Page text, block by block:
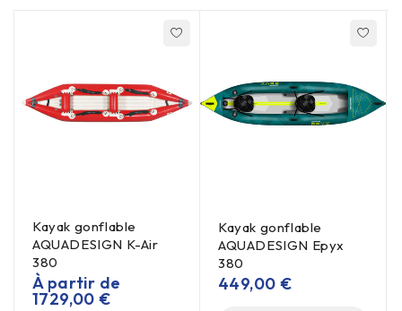
Kayak gonflable
AQUADESIGN K-Air
380
À partir de
1729,00€
Kayak gonflable
AQUADESIGN Epyx
380
449,00 €